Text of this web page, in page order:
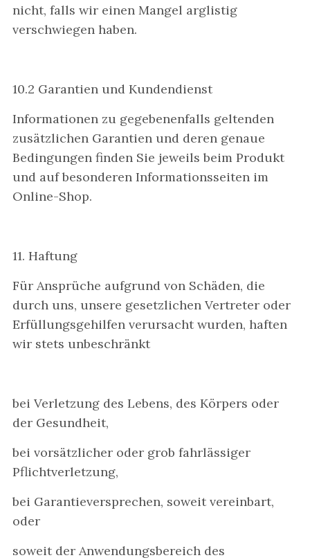
nicht, falls wir einen Mangel arglistig
verschwiegen haben.
10.2 Garantien und Kundendienst
Informationen zu gegebenenfalls geltenden
zusätzlichen Garantien und deren genaue
Bedingungen finden Sie jeweils beim Produkt
und auf besonderen Informationsseiten im
Online-Shop.
11. Haftung
Für Ansprüche aufgrund von Schäden, die
durch uns, unsere gesetzlichen Vertreter oder
Erfüllungsgehilfen verursacht wurden, haften
wir stets unbeschränkt
bei Verletzung des Lebens, des Körpers oder
der Gesundheit,
bei vorsätzlicher oder grob fahrlässiger
Pflichtverletzung,
bei Garantieversprechen, soweit vereinbart,
oder
soweit der Anwendungsbereich des